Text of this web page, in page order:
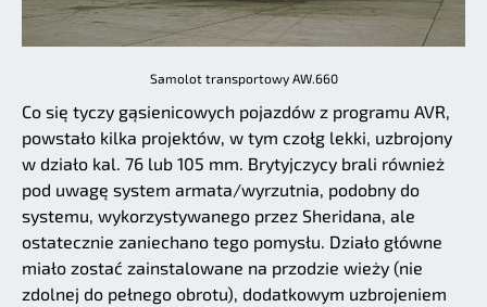
Samolot transportowy AW.660
Co się tyczy gąsienicowych pojazdów z programu AVR,
powstało kilka projektów, w tym czołg lekki, uzbrojony
w działo kal. 76 lub 105 mm. Brytyjczycy brali również
pod uwagę system armata/wyrzutnia, podobny do
systemu, wykorzystywanego przez Sheridana, ale
ostatecznie zaniechano tego pomysłu. Działo główne
miało zostać zainstalowane na przodzie wieży (nie
zdolnej do pełnego obrotu), dodatkowym uzbrojeniem